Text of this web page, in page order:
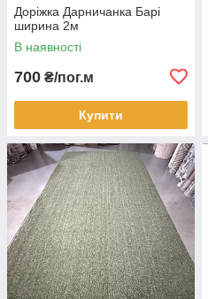
Доріжка Дарничанка Барі
ширина 2м
В наявності
700 ₴/пог.м
Купити